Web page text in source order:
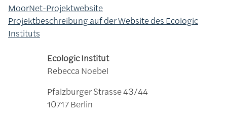
MoorNet-Projektwebsite
Projektbeschreibung auf der Website des Ecologic
Instituts
Ecologic Institut
Rebecca Noebel
Pfalzburger Strasse 43/44
10717 Berlin